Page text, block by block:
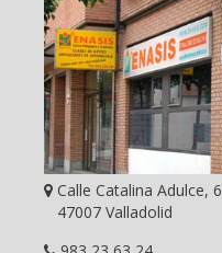
Calle Catalina Adulce, 6
47007 Valladolid